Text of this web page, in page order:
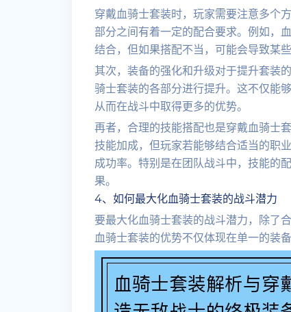
穿戴血骑士套装时，玩家需要注意多个
部分之间有着一定的配合要求。例如，
结合，但如果搭配不当，可能会导致某些
其次，装备的强化和升级对于提升套装
骑士套装的各部分进行提升。这不仅能
从而在战斗中取得更多的优势。
再者，合理的技能搭配也是穿戴血骑士
技能加成，但玩家若能够结合适当的职
成功率。特别是在团队战斗中，技能的
果。
4、如何最大化血骑士套装的战斗潜力
要最大化血骑士套装的战斗潜力，除了
血骑士套装的优势不仅体现在单一的装